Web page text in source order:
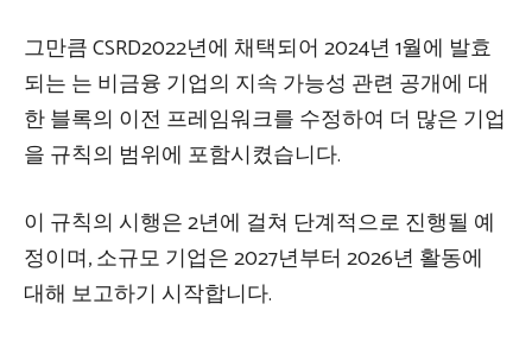
그만큼CSRD2022년에 채택되어 2024년 1월에 발효
되는 는 비금융 기업의 지속 가능성 관련 공개에 대
한 블록의 이전 프레임워크를 수정하여 더 많은 기업
을 규칙의 범위에 포함시켰습니다.
이 규칙의 시행은 2년에 걸쳐 단계적으로 진행될 예
정이며, 소규모 기업은 2027년부터 2026년 활동에
대해 보고하기 시작합니다.